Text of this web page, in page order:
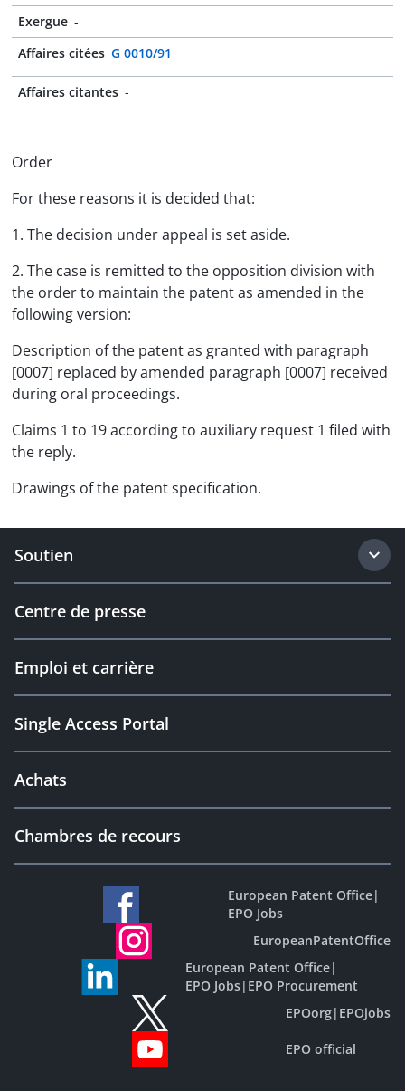
Exergue -
Affaires citées G 0010/91
Affaires citantes -
Order
For these reasons it is decided that:
1. The decision under appeal is set aside.
2. The case is remitted to the opposition division with
the order to maintain the patent as amended in the
following version:
Description of the patent as granted with paragraph
[0007] replaced by amended paragraph [0007] received
during oral proceedings.
Claims 1 to 19 according to auxiliary request 1 filed with
the reply.
Drawings of the patent specification.
Soutien
Centre de presse
Emploi et carrière
Single Access Portal
Achats
Chambres de recours
European Patent Office|
EPO Jobs
EuropeanPatentOffice
European Patent Office|
EPO Jobs| EPO Procurement
EPOorg| EPOjobs
EPO official